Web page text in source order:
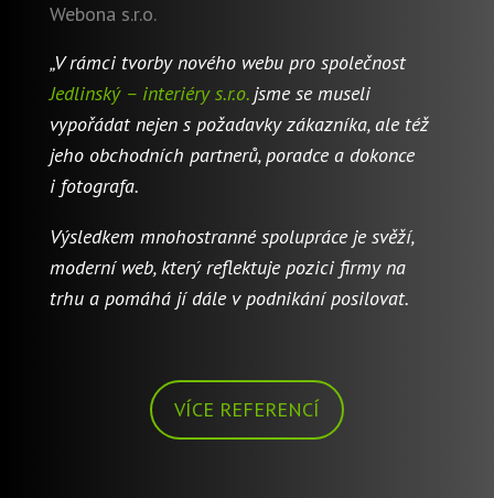
Webona s.r.o.
„V rámci tvorby nového webu pro společnost
Jedlinský – interiéry s.r.o.jsme se museli
vypořádat nejen s požadavky zákazníka, ale též
jeho obchodních partnerů, poradce a dokonce
i fotografa.
Výsledkem mnohostranné spolupráce je svěží,
moderní web, který reflektuje pozici firmy na
trhu a pomáhá jí dále v podnikání posilovat.
VÍCE REFERENCÍ